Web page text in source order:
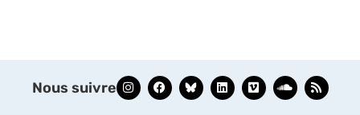
Nous suivre